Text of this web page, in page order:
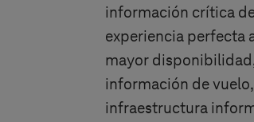
información crítica
experiencia perfecta
mayor
información de
infraestructura